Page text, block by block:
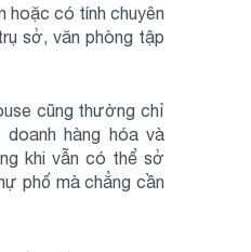
hoặc có tính chuyên
sở, văn phòng tập
cũng thường chỉ
hàng hóa và
khi vẫn có thể sở
phố mà chẳng cần